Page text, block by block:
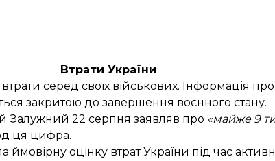
Втрати України
серед своїх військових. Інформація про
закритою до завершення воєнного стану.
Залужний 22 серпня заявляв про «майже 9
ця цифра.
ймовірну оцінку втрат України під час